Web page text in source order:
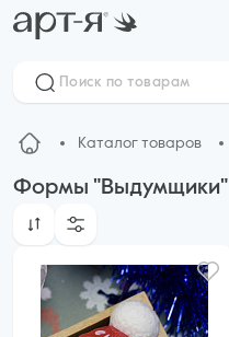
Каталог товаров
Формы "Выдумщики"